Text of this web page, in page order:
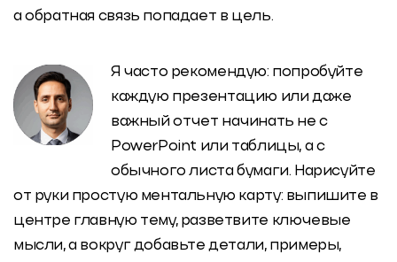
а обратная связь попадает в цель.
Я часто рекомендую: попробуйте
каждую презентацию или даже
важный отчет начинать не с
PowerPoint или таблицы, а с
обычного листа бумаги. Нарисуйте
от руки простую ментальную карту: выпишите в
центре главную тему, разветвите ключевые
мысли, а вокруг добавьте детали, примеры,